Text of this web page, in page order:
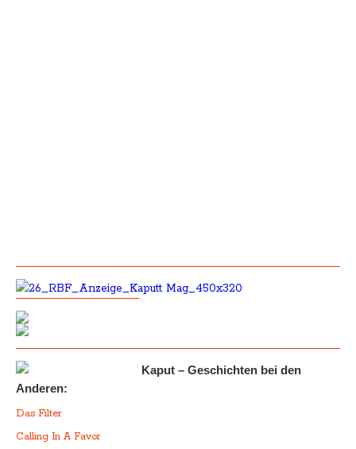
Kaput – Geschichten bei den
Anderen:
Das Filter
Calling In A Favor